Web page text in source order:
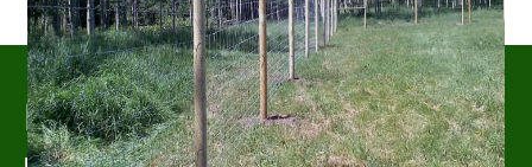
PRAKRITIPRESS